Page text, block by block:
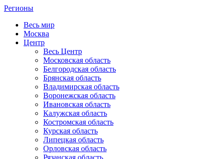
Регионы
Весь мир
Москва
Центр
Весь Центр
Московская область
Белгородская область
Брянская область
Владимирская область
Воронежская область
Ивановская область
Калужская область
Костромская область
Курская область
Липецкая область
Орловская область
Рязанская область